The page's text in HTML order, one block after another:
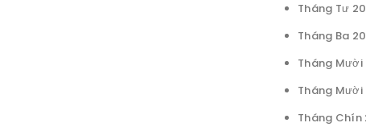
Tháng Tư
Tháng Ba
Tháng Mười
Tháng Mười
Tháng Chín